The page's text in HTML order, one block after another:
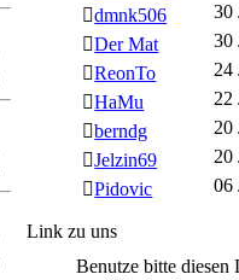
dmnk506
30
Der Mat
30
ReonTo
24
HaMu
22
berndg
20
Jelzin69
20
Pidovic
06
Link zu uns
Benutze bitte diesen